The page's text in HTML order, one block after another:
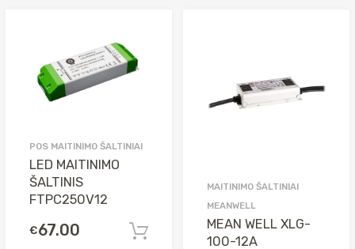
POS MAITINIMO ŠALTINIAI
LED MAITINIMO
ŠALTINIS
FTPC250V12
€67.00 Į krepšelį
MAITINIMO ŠALTINIAI
MEANWELL
MEAN WELL XLG-
100-12A